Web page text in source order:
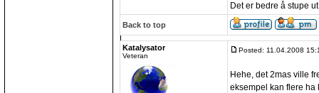
Det er bedre å stupe
Back to top
Katalysator
Veteran
Posted: 11.04.2008
Hehe, det 2mas ville
eksempel kan flere ha